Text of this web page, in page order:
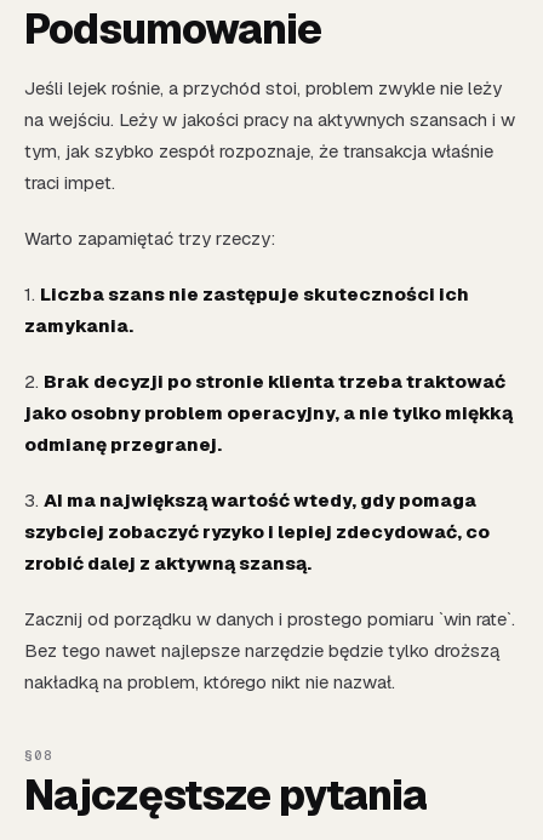
Podsumowanie
Jeśli lejek rośnie, a przychód stoi, problem zwykle nie leży
na wejściu. Leży w jakości pracy na aktywnych szansach i w
tym, jak szybko zespół rozpoznaje, że transakcja właśnie
traci impet.
Warto zapamiętać trzy rzeczy:
1. Liczba szans nie zastępuje skuteczności ich
zamykania.
2. Brak decyzji po stronie klienta trzeba traktować
jako osobny problem operacyjny, a nie tylko miękką
odmianę przegranej.
3. AI ma największą wartość wtedy, gdy pomaga
szybciej zobaczyć ryzyko i lepiej zdecydować, co
zrobić dalej z aktywną szansą.
Zacznij od porządku w danych i prostego pomiaru `win rate`.
Bez tego nawet najlepsze narzędzie będzie tylko droższą
nakładką na problem, którego nikt nie nazwał.
Najczęstsze pytania